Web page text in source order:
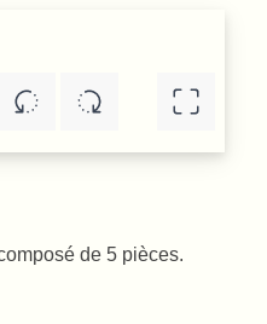
de 5 pièces.